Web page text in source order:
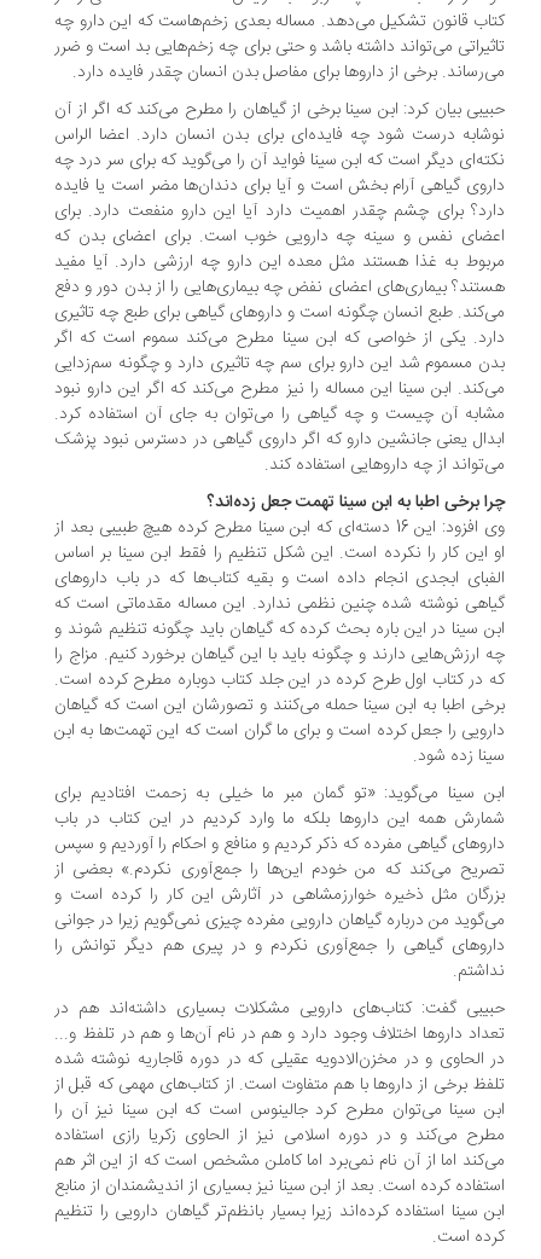
قانون تشکیل می‌دهد. مساله بعدی زخم‌هاست که این دارو چه
می‌تواند داشته باشد و حتی برای چه زخم‌هایی بد است و ضرر
برخی از داروها برای مفاصل بدن انسان چقدر فایده دارد.
بیان کرد: ابن سینا برخی از گیاهان را مطرح می‌کند که اگر از آن
درست شود چه فایده‌ای برای بدن انسان دارد. اعضا الراس
دیگر است که ابن سینا فواید آن را می‌گوید که برای سر درد چه
گیاهی آرام بخش است و آیا برای دندان‌ها مضر است یا فایده
برای چشم چقدر اهمیت دارد آیا این دارو منفعت دارد. برای
نفس و سینه چه دارویی خوب است. برای اعضای بدن که
به غذا هستند مثل معده این دارو چه ارزشی دارد. آیا مفید
بیماری‌های اعضای نفض چه بیماری‌هایی را از بدن دور و دفع
طبع‌ انسان چگونه است و داروهای گیاهی برای طبع چه تاثیری
یکی از خواصی که ابن سینا مطرح می‌کند سموم است که اگر
مسموم شد این دارو برای سم چه تاثیری دارد و چگونه سم‌زدایی
ابن سینا این مساله را نیز مطرح می‌کند که اگر این دارو نبود
آن چیست و چه گیاهی را می‌توان به جای آن استفاده کرد.
یعنی جانشین دارو که اگر داروی گیاهی در دسترس نبود پزشک
از چه داروهایی استفاده کند.
برخی اطبا به ابن سینا تهمت جعل زده‌اند؟
وی افزود: این 16 دسته‌ای که ابن سینا مطرح کرده هیچ طبیبی بعد از
این کار را نکرده است. این شکل تنظیم را فقط ابن سینا بر اساس
ابجدی انجام داده است و بقیه کتاب‌ها که در باب داروهای
نوشته شده چنین نظمی ندارد. این مساله مقدماتی است که
سینا در این باره بحث کرده که گیاهان باید چگونه تنظیم شوند و
ارزش‌هایی دارند و چگونه باید با این گیاهان برخورد کنیم. مزاج را
در کتاب اول طرح کرده در این جلد کتاب دوباره مطرح کرده است.
اطبا به ابن سینا حمله می‌کنند و تصورشان این است که گیاهان
را جعل کرده است و برای ما گران است که این تهمت‌ها به ابن
زده شود.
سینا می‌گوید: «تو گمان مبر ما خیلی به زحمت افتادیم برای
همه این داروها بلکه ما وارد کردیم در این کتاب در باب
گیاهی مفرده که ذکر کردیم و منافع و احکام را آوردیم و سپس
می‌کند که من خودم این‌ها را جمع‌آوری نکردم.» بعضی از
مثل ذخیره خوارزمشاهی در آثارش این کار را کرده است و
من درباره گیاهان دارویی مفرده چیزی نمی‌گویم زیرا در جوانی
گیاهی را جمع‌آوری نکردم و در پیری هم دیگر توانش را
گفت: کتاب‌های دارویی مشکلات بسیاری داشته‌اند هم در
داروها اختلاف وجود دارد و هم در نام آن‌ها و هم در تلفظ و...
الحاوی و در مخزن‌الادویه عقیلی که در دوره قاجاریه نوشته شده
برخی از داروها با هم متفاوت است. از کتاب‌های مهمی که قبل از
سینا می‌توان مطرح کرد جالینوس است که ابن سینا نیز آن را
می‌کند و در دوره اسلامی نیز از الحاوی زکریا رازی استفاده
اما از آن نام نمی‌برد اما کاملن مشخص است که از این اثر هم
کرده است. بعد از ابن سینا نیز بسیاری از اندیشمندان از منابع
سینا استفاده کرده‌اند زیرا بسیار بانظم‌تر گیاهان دارویی را تنظیم
است.